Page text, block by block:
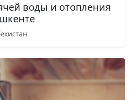
воды и отопления